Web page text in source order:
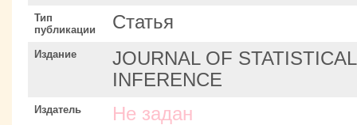
Тип
публикации
Статья
Издание
JOURNAL OF
INFERENCE
Издатель Не задан